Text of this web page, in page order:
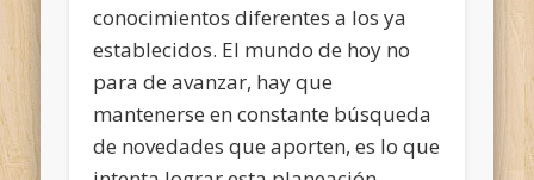
conocimientos diferentes a los ya
establecidos. El mundo de hoy no
para de avanzar, hay que
mantenerse en constante búsqueda
de novedades que aporten, es lo que